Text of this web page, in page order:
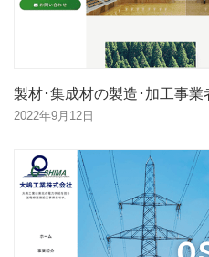
製材･集成材の製造･加工事
2022年9月12日